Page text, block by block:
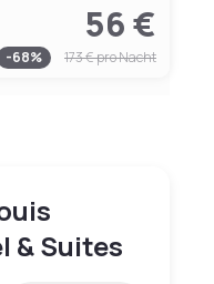
56 €
-68% 173 €pro Nacht
& Suites